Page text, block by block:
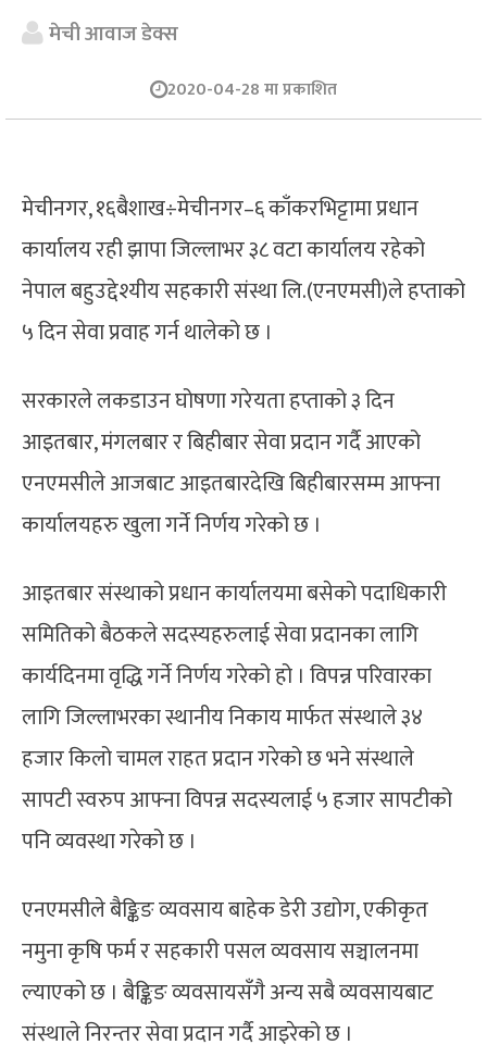
मेची आवाज डेक्स
2020-04-28 मा प्रकाशित
मेचीनगर, १६बैशाख÷मेचीनगर–६ काँकरभिट्टामा प्रधान
कार्यालय रही झापा जिल्लाभर ३८ वटा कार्यालय रहेको
नेपाल बहुउद्देश्यीय सहकारी संस्था लि.(एनएमसी)ले हप्ताको
५ दिन सेवा प्रवाह गर्न थालेको छ ।
सरकारले लकडाउन घोषणा गरेयता हप्ताको ३ दिन
आइतबार, मंगलबार र बिहीबार सेवा प्रदान गर्दै आएको
एनएमसीले आजबाट आइतबारदेखि बिहीबारसम्म आफ्ना
कार्यालयहरु खुला गर्ने निर्णय गरेको छ ।
आइतबार संस्थाको प्रधान कार्यालयमा बसेको पदाधिकारी
समितिको बैठकले सदस्यहरुलाई सेवा प्रदानका लागि
कार्यदिनमा वृद्धि गर्ने निर्णय गरेको हो । विपन्न परिवारका
लागि जिल्लाभरका स्थानीय निकाय मार्फत संस्थाले ३४
हजार किलो चामल राहत प्रदान गरेको छ भने संस्थाले
सापटी स्वरुप आफ्ना विपन्न सदस्यलाई ५ हजार सापटीको
पनि व्यवस्था गरेको छ ।
एनएमसीले बैङ्किङ व्यवसाय बाहेक डेरी उद्योग, एकीकृत
नमुना कृषि फर्म र सहकारी पसल व्यवसाय सञ्चालनमा
ल्याएको छ । बैङ्किङ व्यवसायसँगै अन्य सबै व्यवसायबाट
संस्थाले निरन्तर सेवा प्रदान गर्दै आइरेको छ ।